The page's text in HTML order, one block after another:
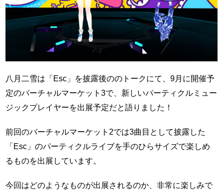
八月二雪は「Esc」を披露後ののトークにて、9月に開催予
定のバーチャルマーケット3で、新しいパーティクルミュー
ジックプレイヤーを出展予定だと語りました！
前回のバーチャルマーケット2では3曲目として披露した
「Esc」のパーティクルライブを手のひらサイズで楽しめ
るものを出展しています。
今回はどのようなものが出展されるのか、非常に楽しみで